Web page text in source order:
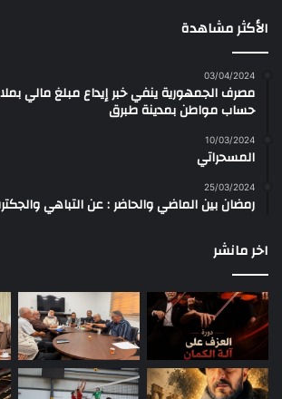
الأكثر مشاهدة
03/04/2024
مصرف الجمهورية ينفي خبر إيداع مبلغ مالي
حساب مواطن بمدينة طبرق
10/03/2024
المسحراتي
25/03/2024
رمضان بين الماضي والحاضر : عن التباهي
اخر مانشر